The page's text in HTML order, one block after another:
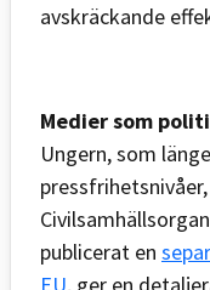
avskräckande
Medier som
Ungern, som
publicerat en
EU, ger en